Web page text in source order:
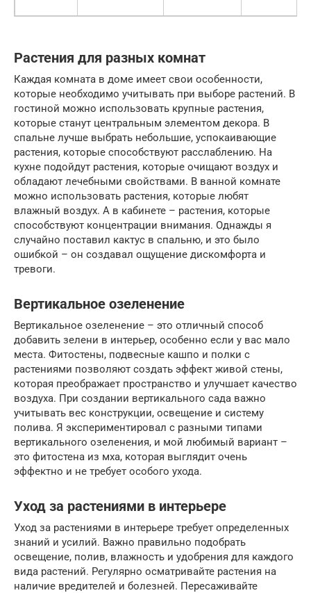
Растения для разных комнат
Каждая комната в доме имеет свои особенности,
которые необходимо учитывать при выборе растений. В
гостиной можно использовать крупные растения,
которые станут центральным элементом декора. В
спальне лучше выбрать небольшие, успокаивающие
растения, которые способствуют расслаблению. На
кухне подойдут растения, которые очищают воздух и
обладают лечебными свойствами. В ванной комнате
можно использовать растения, которые любят
влажный воздух. А в кабинете – растения, которые
способствуют концентрации внимания. Однажды я
случайно поставил кактус в спальню, и это было
ошибкой – он создавал ощущение дискомфорта и
тревоги.
Вертикальное озеленение
Вертикальное озеленение – это отличный способ
добавить зелени в интерьер, особенно если у вас мало
места. Фитостены, подвесные кашпо и полки с
растениями позволяют создать эффект живой стены,
которая преображает пространство и улучшает качество
воздуха. При создании вертикального сада важно
учитывать вес конструкции, освещение и систему
полива. Я экспериментировал с разными типами
вертикального озеленения, и мой любимый вариант –
это фитостена из мха, которая выглядит очень
эффектно и не требует особого ухода.
Уход за растениями в интерьере
Уход за растениями в интерьере требует определенных
знаний и усилий. Важно правильно подобрать
освещение, полив, влажность и удобрения для каждого
вида растений. Регулярно осматривайте растения на
наличие вредителей и болезней. Пересаживайте